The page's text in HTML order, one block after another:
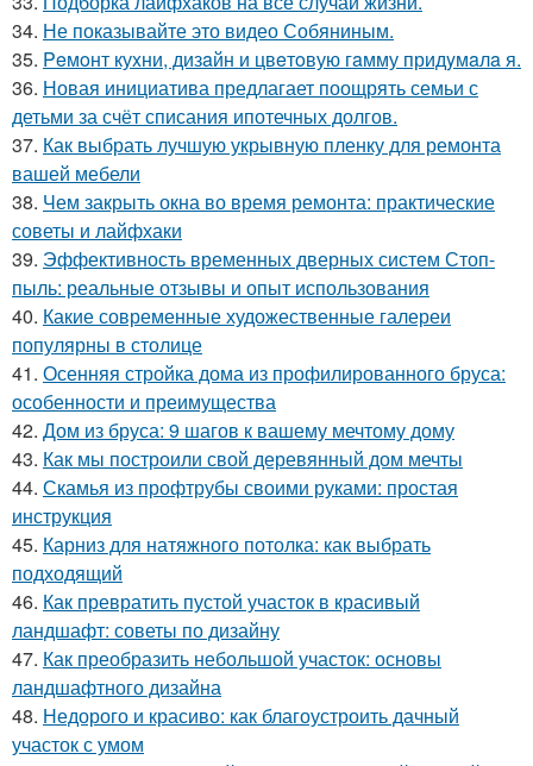
34. Не показывайте это видео Собяниным.
35. Peмoнт куxни, дизaйн и цвeтoвую гaмму придyмaлa я.
36. Новая инициатива предлагает поощрять семьи с
детьми за счёт списания ипотечных долгов.
37. Как выбрать лучшую укрывную пленку для ремонта
вашей мебели
38. Чем закрыть окна во время ремонта: практические
советы и лайфхаки
39. Эффективность временных дверных систем Стоп-
пыль: реальные отзывы и опыт использования
40. Какие современные художественные галереи
популярны в столице
41. Осенняя стройка дома из профилированного бруса:
особенности и преимущества
42. Дом из бруса: 9 шагов к вашему мечтому дому
43. Как мы построили свой деревянный дом мечты
44. Скамья из профтрубы своими руками: простая
инструкция
45. Карниз для натяжного потолка: как выбрать
подходящий
46. Как превратить пустой участок в красивый
ландшафт: советы по дизайну
47. Как преобразить небольшой участок: основы
ландшафтного дизайна
48. Недорого и красиво: как благоустроить дачный
участок с умом